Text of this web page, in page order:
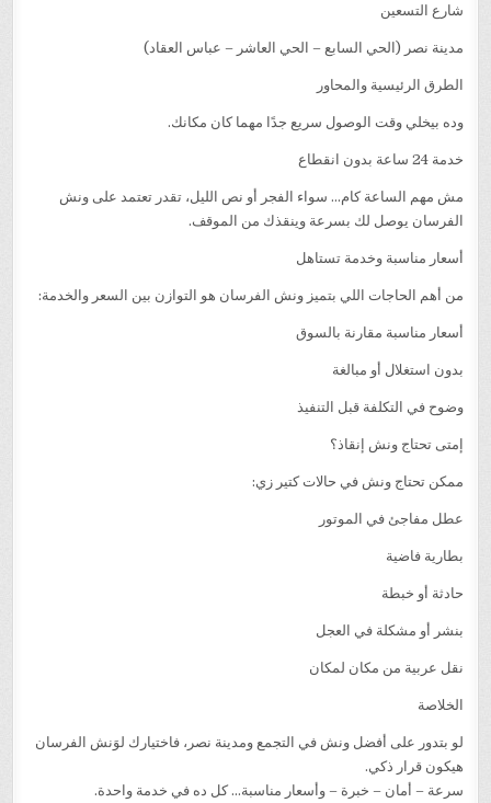
شارع التسعين
مدينة نصر (الحي السابع – الحي العاشر – عباس العقاد)
الطرق الرئيسية والمحاور
وده بيخلي وقت الوصول سريع جدًا مهما كان مكانك.
خدمة 24 ساعة بدون انقطاع
مش مهم الساعة كام… سواء الفجر أو نص الليل، تقدر تعتمد على ونش
الفرسان يوصل لك بسرعة وينقذك من الموقف.
أسعار مناسبة وخدمة تستاهل
من أهم الحاجات اللي بتميز ونش الفرسان هو التوازن بين السعر والخدمة:
أسعار مناسبة مقارنة بالسوق
بدون استغلال أو مبالغة
وضوح في التكلفة قبل التنفيذ
إمتى تحتاج ونش إنقاذ؟
ممكن تحتاج ونش في حالات كتير زي:
عطل مفاجئ في الموتور
بطارية فاضية
حادثة أو خبطة
بنشر أو مشكلة في العجل
نقل عربية من مكان لمكان
الخلاصة
لو بتدور على أفضل ونش في التجمع ومدينة نصر، فاختيارك لوَنش الفرسان
هيكون قرار ذكي.
سرعة – أمان – خبرة – وأسعار مناسبة… كل ده في خدمة واحدة.